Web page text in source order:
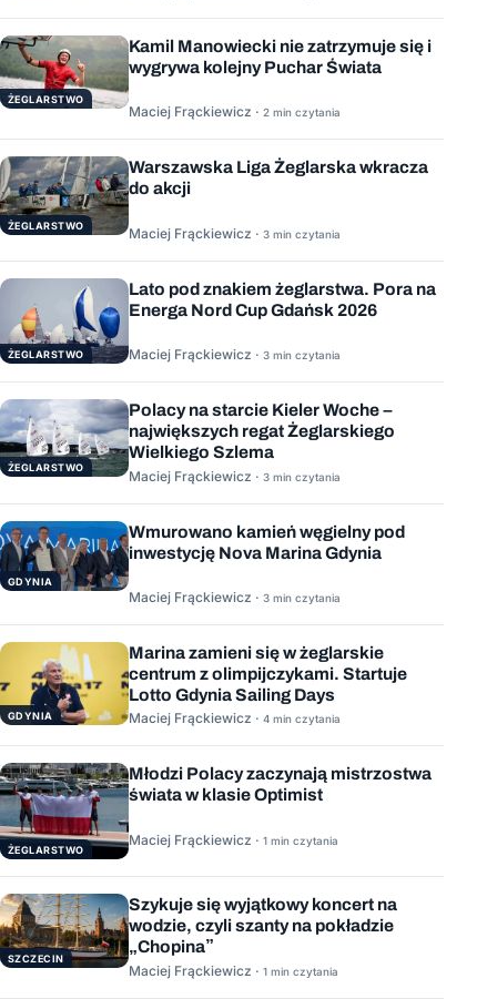
ŻEGLARSTWO
Kamil Manowiecki nie zatrzymuje się i
wygrywa kolejny Puchar Świata
Maciej Frąckiewicz · 2 min czytania
ŻEGLARSTWO
Warszawska Liga Żeglarska wkracza
do akcji
Maciej Frąckiewicz · 3 min czytania
ŻEGLARSTWO
Lato pod znakiem żeglarstwa. Pora na
Energa Nord Cup Gdańsk 2026
Maciej Frąckiewicz · 3 min czytania
ŻEGLARSTWO
Polacy na starcie Kieler Woche –
największych regat Żeglarskiego
Wielkiego Szlema
Maciej Frąckiewicz · 3 min czytania
GDYNIA
Wmurowano kamień węgielny pod
inwestycję Nova Marina Gdynia
Maciej Frąckiewicz · 3 min czytania
GDYNIA
Marina zamieni się w żeglarskie
centrum z olimpijczykami. Startuje
Lotto Gdynia Sailing Days
Maciej Frąckiewicz · 4 min czytania
ŻEGLARSTWO
Młodzi Polacy zaczynają mistrzostwa
świata w klasie Optimist
Maciej Frąckiewicz · 1 min czytania
SZCZECIN
Szykuje się wyjątkowy koncert na
wodzie, czyli szanty na pokładzie
„Chopina”
Maciej Frąckiewicz · 1 min czytania